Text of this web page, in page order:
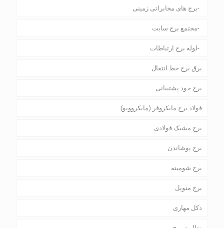
برج های مخابراتی زمینی
مجتمع برج سایت
لوله برج ارتباطات
برق برج خط انتقال
برج خود پشتیبانی
فولاد برج مایکروفر (مایکروویو)
برج مشبک فولادی
برج پوشاندن
برج شومینه
برج منوپل
دکل مهاری